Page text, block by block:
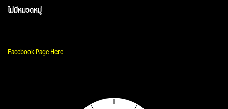
ไม่มีหมวดหมู่
Facebook Page Here